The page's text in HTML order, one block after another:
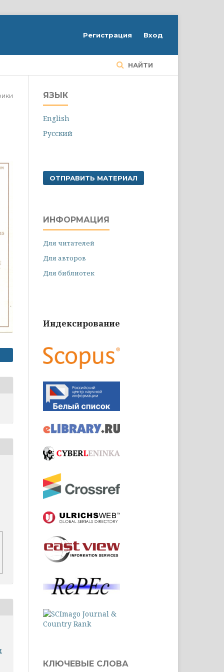
НАЙТИ
Регистрация Вход
ЯЗЫК
English
Русский
ОТПРАВИТЬ МАТЕРИАЛ
ИНФОРМАЦИЯ
Для читателей
Для авторов
Для библиотек
Индексирование
КЛЮЧЕВЫЕ СЛОВА